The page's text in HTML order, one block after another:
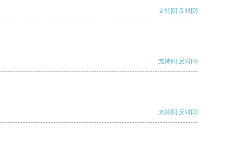
支持[0] 反对[0]
支持[0] 反对[0]
支持[0] 反对[0]